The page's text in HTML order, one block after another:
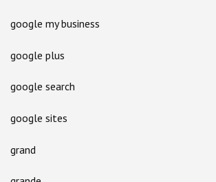
google my business
google plus
google search
google sites
grand